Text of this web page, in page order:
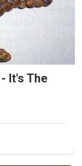
It's The